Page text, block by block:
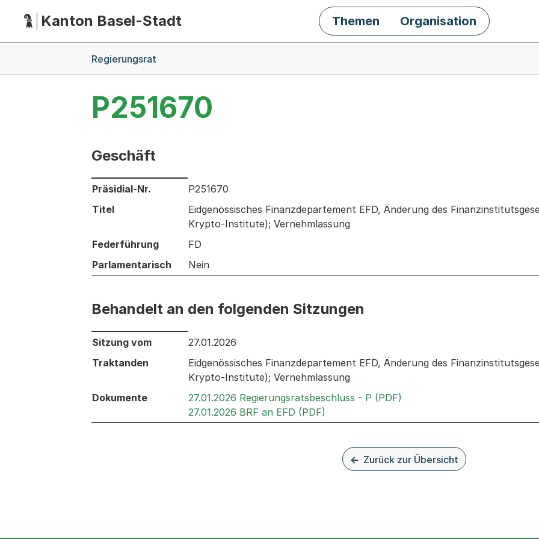
HauptnavigationKanton Basel-Stadt Themen Organisation
Regierungsrat
P251670
Geschäft
Informationen zum Ausgewählten Geschäft
Präsidial-Nr.
P251670
Titel
Eidgenössisches Finanzdepartement EFD, Änderung des
Krypto-Institute); Vernehmlassung
Federführung
FD
Parlamentarisch
Nein
Behandelt an den folgenden Sitzungen
Behandelt an den folgenden Sitzungen: Informationen zu den Sitzungen zum Geschäft
Sitzung vom
27.01.2026
Traktanden
Eidgenössisches Finanzdepartement EFD, Änderung des
Krypto-Institute); Vernehmlassung
Dokumente
27.01.2026 Regierungsratsbeschluss - P (PDF)
27.01.2026 BRF an EFD (PDF)
Zurück zur Übersicht